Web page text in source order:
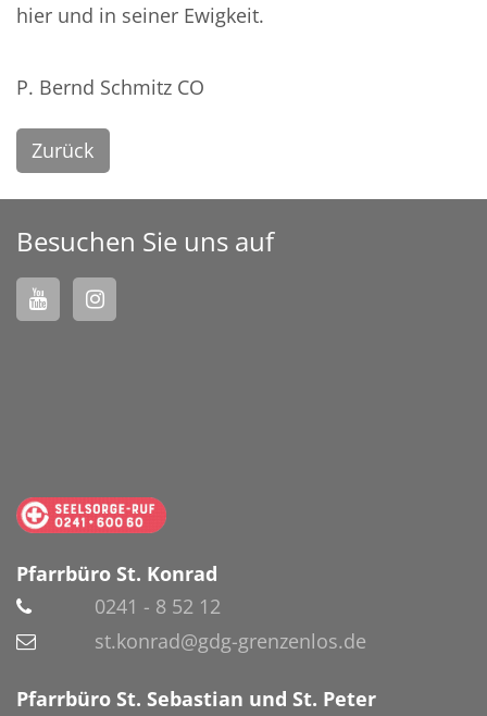
hier und in seiner Ewigkeit.
P. Bernd Schmitz CO
Zurück
Besuchen Sie uns auf
Pfarrbüro St. Konrad
0241 - 8 52 12
st.konrad@gdg-grenzenlos.de
Pfarrbüro St. Sebastian und St. Peter